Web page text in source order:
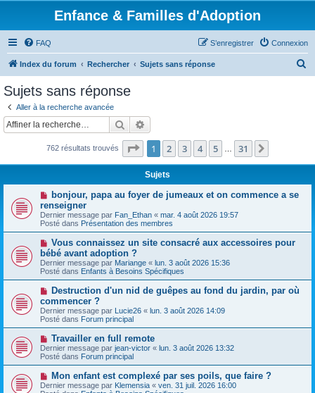
Enfance & Familles d'Adoption
FAQ Connexion
S’enregistrer
Index du forum Rechercher Sujets sans réponse
c
Sujets sans réponse
Aller à la recherche avancée
Rechercher
762 résultats trouvés Page 1sur31
1 2 3 4 5 31
Sujets
N
u
v
e
a
u
m
e
s
a
g
e
bonjour, papa au foyer de jumeaux et on commence a se
renseigner
Dernier message par Fan_Ethan « mar. 4 août 2026 19:57
Posté dans Présentation des membres
N
o
u
v
e
a
m
e
s
a
e
Vous connaissez un site consacré aux accessoires pour
bébé avant adoption ?
Dernier message par Mariange « lun. 3 août 2026 15:36
Posté dans Enfants à Besoins Spécifiques
N
u
v
e
a
m
e
s
s
a
g
Destruction d'un nid de guêpes au fond du jardin, par où
commencer ?
Dernier message par Lucie26 « lun. 3 août 2026 14:09
Posté dans Forum principal
N
o
u
v
e
a
u
Travailler en full remote
Dernier message par jean-victor « lun. 3 août 2026 13:32
Posté dans Forum principal
N
o
u
Mon enfant est complexé par ses poils, que faire ?
Dernier message par Klemensia « ven. 31 juil. 2026 16:00